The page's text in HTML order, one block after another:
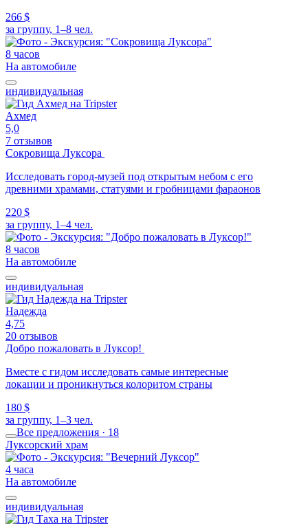
266 $
за группу, 1–8 чел.
8 часов
На автомобиле
индивидуальная
Ахмед
5,0
7 отзывов
Сокровища Луксора
Исследовать город-музей под открытым небом с его
древними храмами, статуями и гробницами фараонов
220 $
за группу, 1–4 чел.
8 часов
На автомобиле
индивидуальная
Надежда
4,75
20 отзывов
Добро пожаловать в Луксор!
Вместе с гидом исследовать самые интересные
локации и проникнуться колоритом страны
180 $
за группу, 1–3 чел.
Все предложения · 18
Луксорский храм
4 часа
На автомобиле
индивидуальная